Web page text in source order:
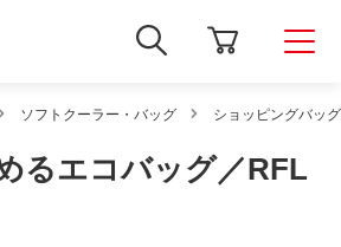
新
し
ィ
ン
ウ
で
ソフトクーラー・バッグ ショッピングバッグ
るエコバッグ／RFL